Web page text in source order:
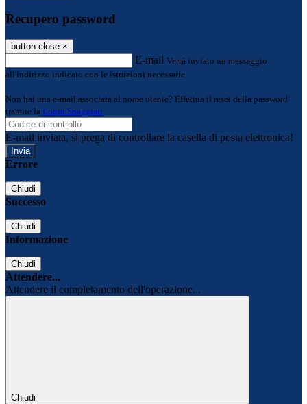
Recupero password
button close ×
E-mail Verrà inviato un messaggio
all'indirizzo indicato con le istruzioni necessarie.
Non hai una e-mail associata al nome utente? Effettua il reset della password
tramite la Login Spaggiari
E-mail inviata, si prega di controllare la casella di posta elettronica!
Errore
Chiudi
Successo
Chiudi
Informazione
Chiudi
Attendere...
Attendere il completamento dell'operazione...
Chiudi